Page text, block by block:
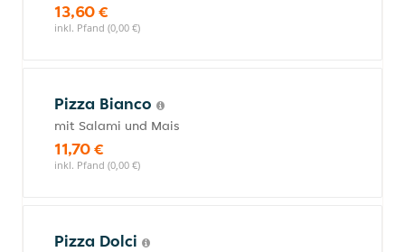
13,60 €
inkl. Pfand (0,00 €)
Pizza Bianco
mit Salami und Mais
11,70 €
inkl. Pfand (0,00 €)
Pizza Dolci